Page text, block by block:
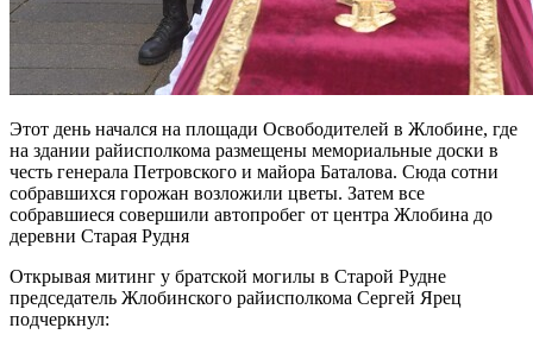
Этот день начался на площади Освободителей в Жлобине, где
на здании райисполкома размещены мемориальные доски в
честь генерала Петровского и майора Баталова. Сюда сотни
собравшихся горожан возложили цветы. Затем все
собравшиеся совершили автопробег от центра Жлобина до
деревни Старая Рудня
Открывая митинг у братской могилы в Старой Рудне
председатель Жлобинского райисполкома Сергей Ярец
подчеркнул: